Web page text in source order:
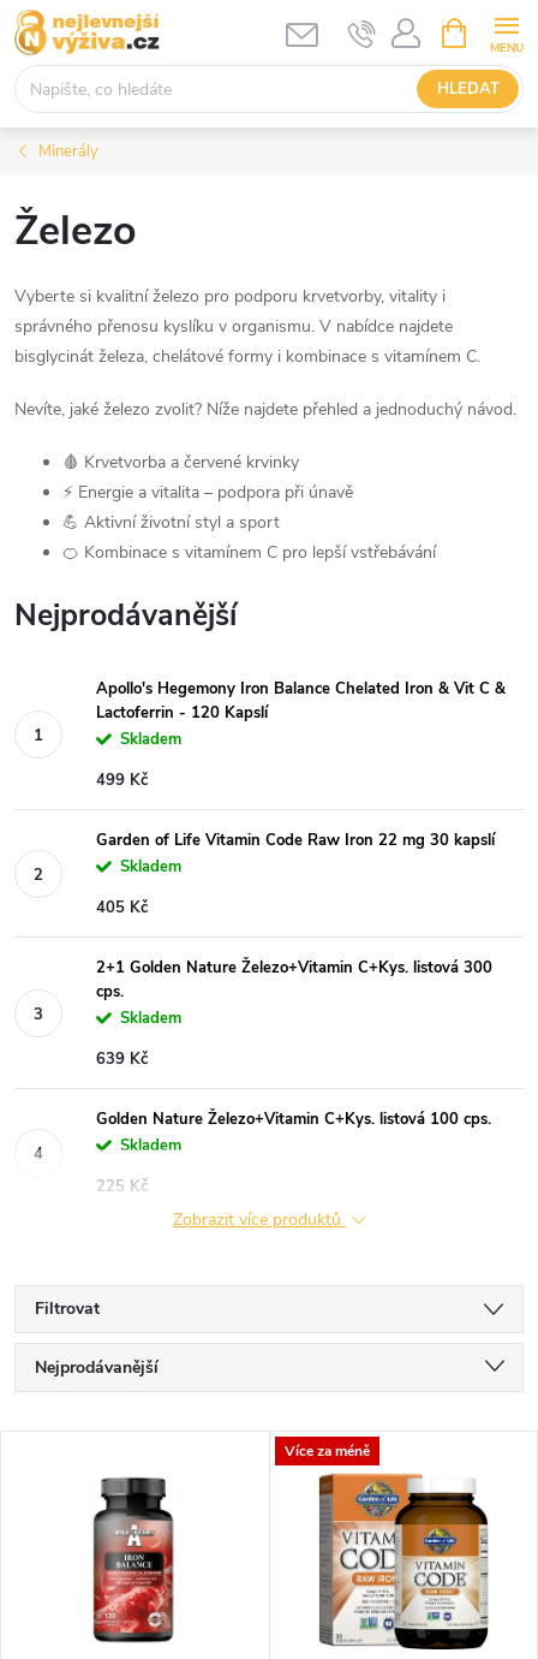
Přejít
na
obsah
HLEDAT
NÁKUPNÍ
KOŠÍK
Minerály
Železo
Vyberte si kvalitní železo pro podporu krvetvorby, vitality i
správného přenosu kyslíku v organismu. V nabídce najdete
bisglycinát železa, chelátové formy i kombinace s vitamínem C.
Nevíte, jaké železo zvolit? Níže najdete přehled a jednoduchý návod.
🩸 Krvetvorba a červené krvinky
⚡ Energie a vitalita – podpora při únavě
💪 Aktivní životní styl a sport
🍊 Kombinace s vitamínem C pro lepší vstřebávání
Nejprodávanější
Apollo's Hegemony Iron Balance Chelated Iron & Vit C &
Lactoferrin - 120 Kapslí
Skladem
499 Kč
Garden of Life Vitamin Code Raw Iron 22 mg 30 kapslí
Skladem
405 Kč
2+1 Golden Nature Železo+Vitamin C+Kys. listová 300
cps.
Skladem
639 Kč
Golden Nature Železo+Vitamin C+Kys. listová 100 cps.
Skladem
225 Kč
Zobrazit více produktů
Filtrovat
Ř
a
Nejprodávanější
Abecedně
Více za méně